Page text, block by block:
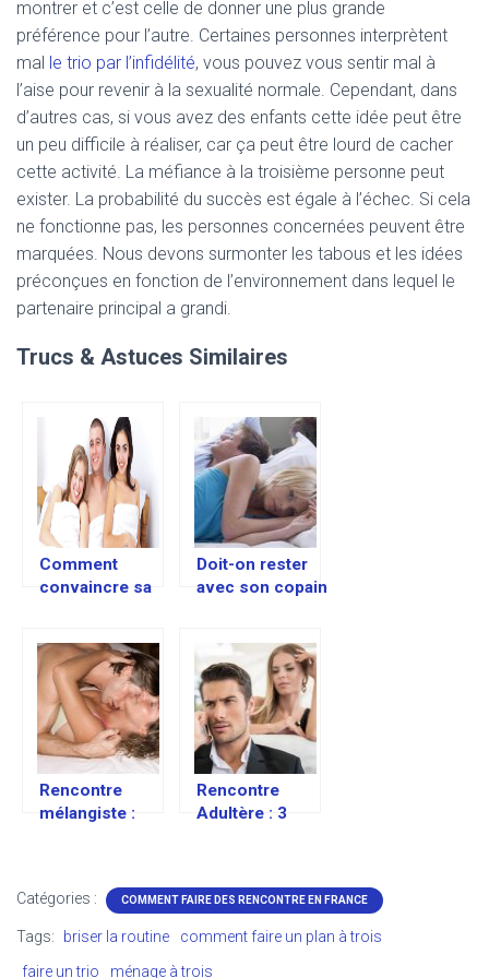
montrer et c’est celle de donner une plus grande
préférence pour l’autre. Certaines personnes interprètent
mal le trio par l’infidélité, vous pouvez vous sentir mal à
l’aise pour revenir à la sexualité normale. Cependant, dans
d’autres cas, si vous avez des enfants cette idée peut être
un peu difficile à réaliser, car ça peut être lourd de cacher
cette activité. La méfiance à la troisième personne peut
exister. La probabilité du succès est égale à l’échec. Si cela
ne fonctionne pas, les personnes concernées peuvent être
marquées. Nous devons surmonter les tabous et les idées
préconçues en fonction de l’environnement dans lequel le
partenaire principal a grandi.
Trucs & Astuces Similaires
Comment
convaincre sa
faire un ménage
à trois ?
Doit-on rester
avec son copain
Rencontre
mélangiste :
l’échangisme ?
Rencontre
Adultère : 3
tromper
Catégories : COMMENT FAIRE DES RENCONTRE EN FRANCE
Tags: briser la routine
comment faire un plan à trois
faire un trio
ménage à trois